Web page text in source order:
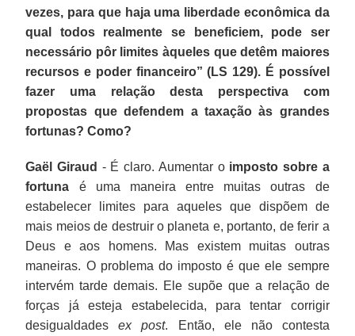
vezes, para que haja uma liberdade econômica da
qual todos realmente se beneficiem, pode ser
necessário pôr limites àqueles que detêm maiores
recursos e poder financeiro” (LS 129). É possível
fazer uma relação desta perspectiva com
propostas que defendem a taxação às grandes
fortunas? Como?
Gaël Giraud - É claro. Aumentar o imposto sobre a
fortuna é uma maneira entre muitas outras de
estabelecer limites para aqueles que dispõem de
mais meios de destruir o planeta e, portanto, de ferir a
Deus e aos homens. Mas existem muitas outras
maneiras. O problema do imposto é que ele sempre
intervém tarde demais. Ele supõe que a relação de
forças já esteja estabelecida, para tentar corrigir
desigualdadesex post. Então, ele não contesta